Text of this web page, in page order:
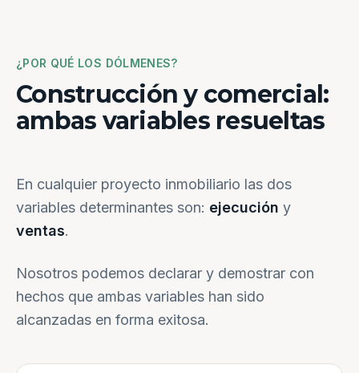
¿POR QUÉ LOS DÓLMENES?
Construcción y comercial:
ambas variables resueltas
En cualquier proyecto inmobiliario las dos
variables determinantes son: ejecución y
ventas.
Nosotros podemos declarar y demostrar con
hechos que ambas variables han sido
alcanzadas en forma exitosa.